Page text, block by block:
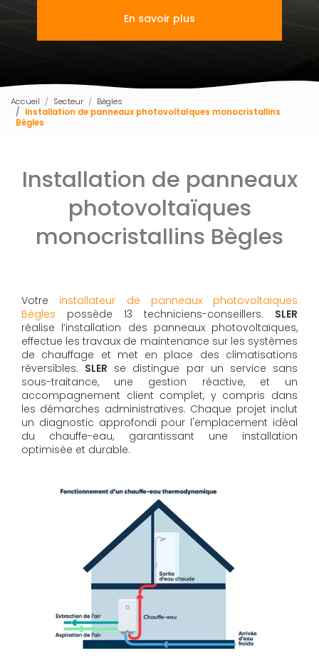
En savoir plus
Accueil Secteur
Bègles
Installation de panneaux photovoltaïques monocristallins
Bègles
Installation de panneaux
photovoltaïques
monocristallins Bègles
Votre installateur de panneaux photovoltaïques
Bègles possède 13 techniciens-conseillers. SLER
réalise l’installation des panneaux photovoltaïques,
effectue les travaux de maintenance sur les systèmes
de chauffage et met en place des climatisations
réversibles. SLER se distingue par un service sans
sous-traitance, une gestion réactive, et un
accompagnement client complet, y compris dans
les démarches administratives. Chaque projet inclut
un diagnostic approfondi pour l'emplacement idéal
du chauffe-eau, garantissant une installation
optimisée et durable.